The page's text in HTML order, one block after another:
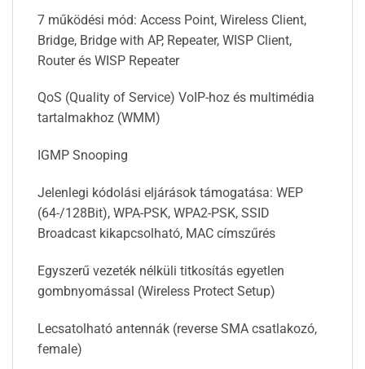
7 működési mód: Access Point, Wireless Client,
Bridge, Bridge with AP, Repeater, WISP Client,
Router és WISP Repeater
QoS (Quality of Service) VoIP-hoz és multimédia
tartalmakhoz (WMM)
IGMP Snooping
Jelenlegi kódolási eljárások támogatása: WEP
(64-/128Bit), WPA-PSK, WPA2-PSK, SSID
Broadcast kikapcsolható, MAC címszűrés
Egyszerű vezeték nélküli titkosítás egyetlen
gombnyomással (Wireless Protect Setup)
Lecsatolható antennák (reverse SMA csatlakozó,
female)